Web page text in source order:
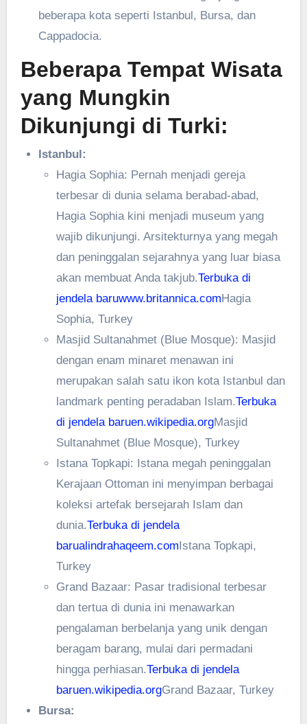
beberapa kota seperti Istanbul, Bursa, dan
Cappadocia.
Beberapa Tempat Wisata
yang Mungkin
Dikunjungi di Turki:
Istanbul:
Hagia Sophia: Pernah menjadi gereja
terbesar di dunia selama berabad-abad,
Hagia Sophia kini menjadi museum yang
wajib dikunjungi. Arsitekturnya yang megah
dan peninggalan sejarahnya yang luar biasa
akan membuat Anda takjub.Terbuka di
jendela baruwww.britannica.com Hagia
Sophia, Turkey
Masjid Sultanahmet (Blue Mosque): Masjid
dengan enam minaret menawan ini
merupakan salah satu ikon kota Istanbul dan
landmark penting peradaban Islam.Terbuka
di jendela baruen.wikipedia.orgMasjid
Sultanahmet (Blue Mosque), Turkey
Istana Topkapi: Istana megah peninggalan
Kerajaan Ottoman ini menyimpan berbagai
koleksi artefak bersejarah Islam dan
dunia.Terbuka di jendela
barualindrahaqeem.com Istana Topkapi,
Turkey
Grand Bazaar: Pasar tradisional terbesar
dan tertua di dunia ini menawarkan
pengalaman berbelanja yang unik dengan
beragam barang, mulai dari permadani
hingga perhiasan.Terbuka di jendela
baruen.wikipedia.orgGrand Bazaar, Turkey
Bursa: